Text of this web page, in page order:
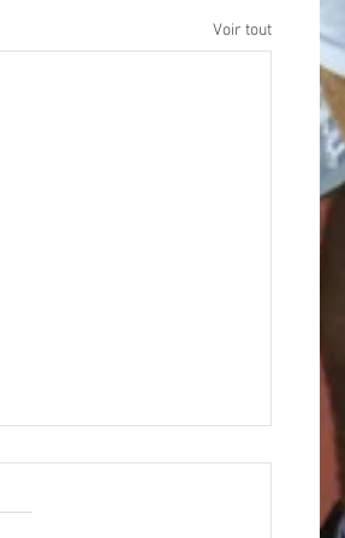
Voir tout
annuelle du